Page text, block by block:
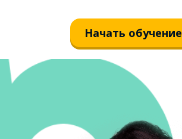
Начать обучение